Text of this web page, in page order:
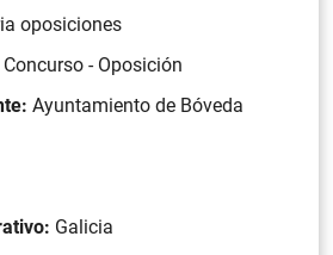
oposiciones
Concurso - Oposición
Ayuntamiento de Bóveda
Galicia